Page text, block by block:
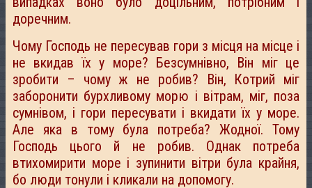
доречним.
Чому Господь не пересував гори з місця на місце і
не вкидав їх у море? Безсумнівно, Він міг це
зробити – чому ж не робив? Він, Котрий міг
заборонити бурхливому морю і вітрам, міг, поза
сумнівом, і гори пересувати і вкидати їх у море.
Але яка в тому була потреба? Жодної. Тому
Господь цього й не робив. Однак потреба
втихомирити море і зупинити вітри була крайня,
бо люди тонули і кликали на допомогу.